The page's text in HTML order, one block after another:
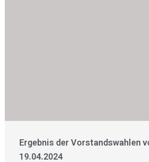
Ergebnis der Vorstandswahlen
19.04.2024